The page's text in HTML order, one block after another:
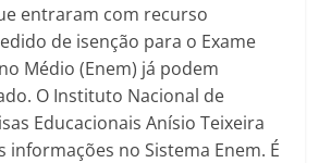
l
e
a
m
entraram com recurso
de isenção para o Exame
Médio (Enem) já podem
O Instituto Nacional de
Educacionais Anísio Teixeira
informações no Sistema Enem. É